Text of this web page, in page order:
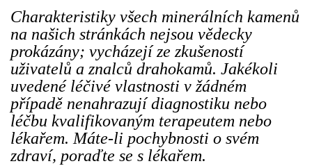
Charakteristiky všech minerálních kamenů
na našich stránkách nejsou vědecky
prokázány; vycházejí ze zkušeností
uživatelů a znalců drahokamů. Jakékoli
uvedené léčivé vlastnosti v žádném
případě nenahrazují diagnostiku nebo
léčbu kvalifikovaným terapeutem nebo
lékařem. Máte-li pochybnosti o svém
zdraví, poraďte se s lékařem.